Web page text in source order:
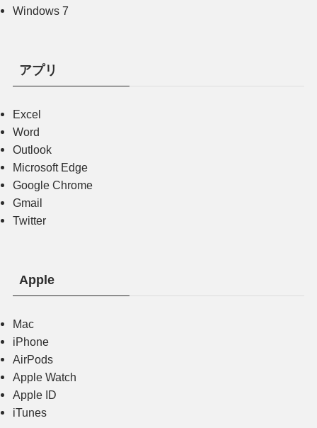
Windows 7
アプリ
Excel
Word
Outlook
Microsoft Edge
Google Chrome
Gmail
Twitter
Apple
Mac
iPhone
AirPods
Apple Watch
Apple ID
iTunes